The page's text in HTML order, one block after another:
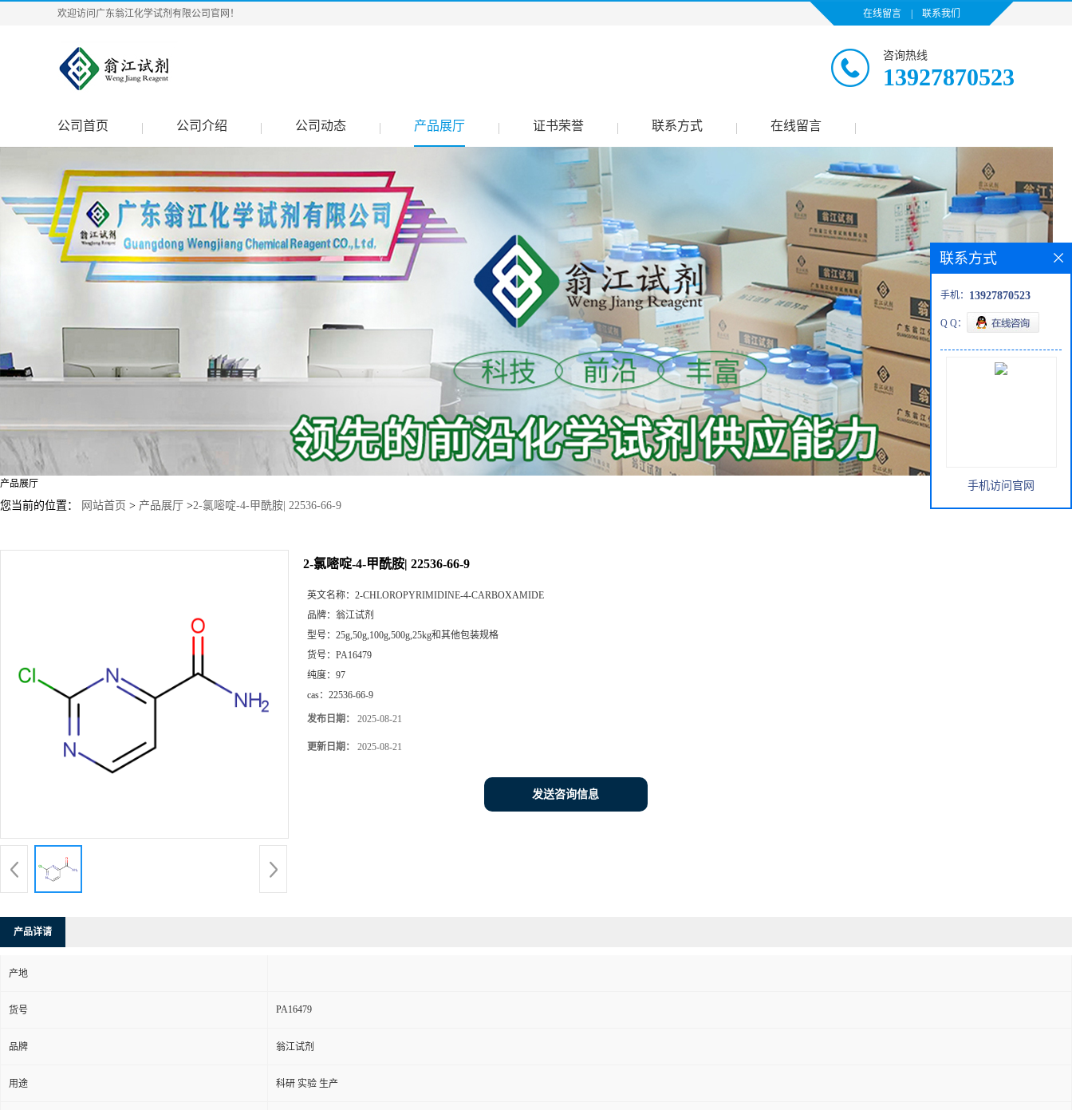
欢迎访问广东翁江化学试剂有限公司官网！ 在线留言 联系我们
咨询热线
13927870523
公司首页 公司介绍 公司动态 产品展厅 证书荣誉 联系方式 在线留言
产品展厅
您当前的位置： 网站首页 > 产品展厅 >2-氯嘧啶-4-甲酰胺| 22536-66-9
2-氯嘧啶-4-甲酰胺| 22536-66-9
英文名称： 2-CHLOROPYRIMIDINE-4-CARBOXAMIDE
品牌： 翁江试剂
型号： 25g,50g,100g,500g,25kg和其他包装规格
货号： PA16479
纯度： 97
cas： 22536-66-9
发布日期： 2025-08-21
更新日期： 2025-08-21
发送咨询信息
产品详请
产地
货号 PA16479
品牌 翁江试剂
用途 科研 实验 生产
联系方式
手机： 13927870523
Q Q：
手机访问官网